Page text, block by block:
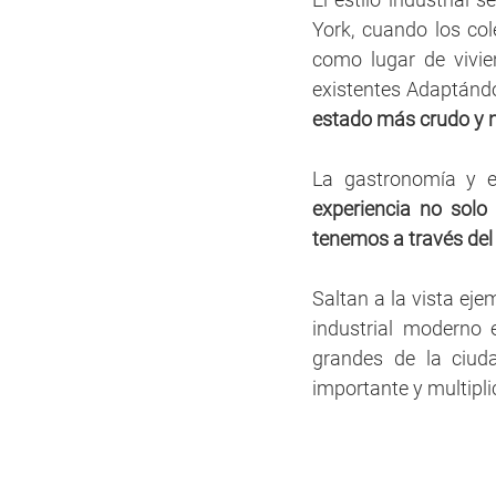
York, cuando los
como lugar de
existentes
estado más crudo y
La gastronomía y
experiencia no
tenemos a través
Saltan a la vista
industrial moderno
grandes de la
importante y